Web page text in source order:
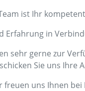
ist Ihr
Erfahrung in
sehr gerne zur
schicken Sie uns Ihre
freuen uns Ihnen bei